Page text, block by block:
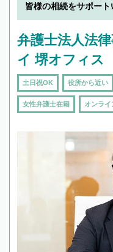
皆様の相続をサポー
弁護士法人法
イ 堺オフィス
土日祝OK 役所から近い
女性弁護士在籍 オンライ